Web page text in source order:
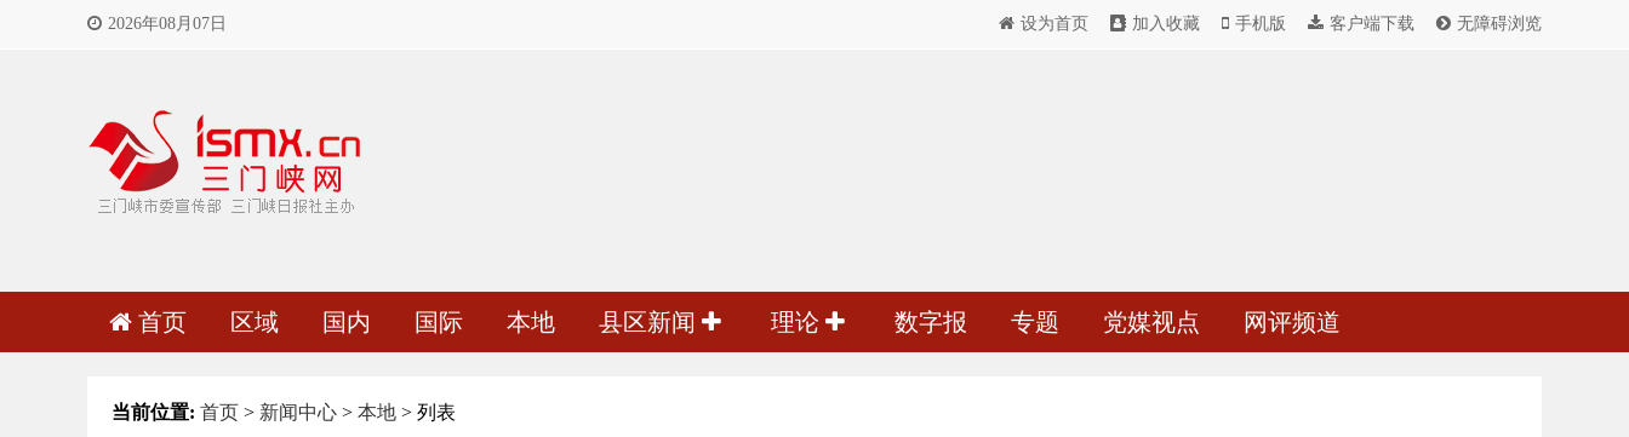
2026年08月07日 设为首页 加入收藏 手机版 客户端下载 无障碍浏览
首页 区域 国内 国际 本地 县区新闻 理论 数字报 专题 党媒视点 网评频道
当前位置: 首页 > 新闻中心 > 本地 > 列表